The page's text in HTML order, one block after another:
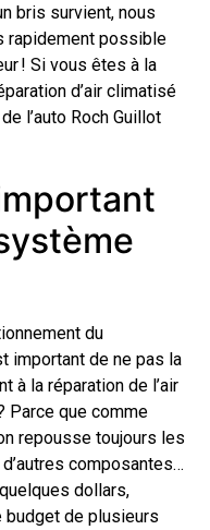
bris survient, nous
rapidement possible
! Si vous êtes à la
d’air climatisé
l’auto Roch Guillot
du
important de ne pas la
à la réparation de l’air
Parce que comme
repousse toujours les
composantes…
dollars,
budget de plusieurs